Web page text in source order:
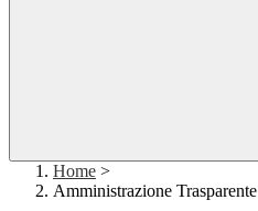
Home >
Amministrazione Trasparente